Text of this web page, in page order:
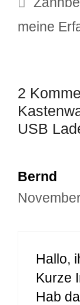
meine
2
USB
Bernd
Hallo,
Kurze
Hab